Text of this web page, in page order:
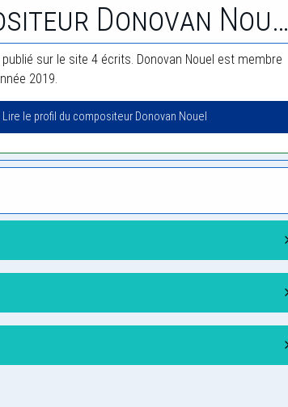
Compositeur Donovan Nouel
publié sur le site 4 écrits. Donovan Nouel est membre
2019.
Lire le profil du compositeur Donovan Nouel